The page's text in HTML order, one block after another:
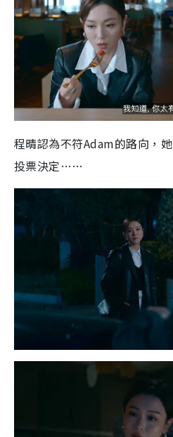
程晴認為不符Adam的路向，
投票決定……